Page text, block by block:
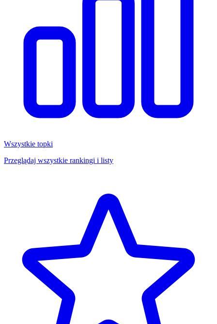
Wszystkie topki
Przeglądaj wszystkie rankingi i listy